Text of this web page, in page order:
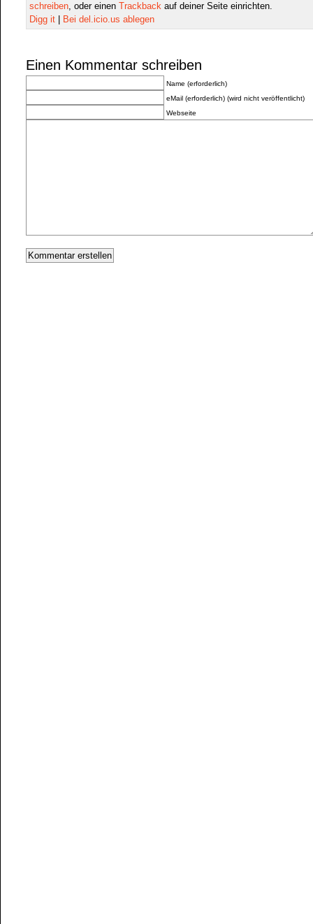
schreiben, oder einen Trackback auf deiner Seite einrichten.
Digg it
Bei del.icio.us ablegen
Einen Kommentar schreiben
Name (erforderlich)
eMail (erforderlich) (wird nicht veröffentlicht)
Webseite